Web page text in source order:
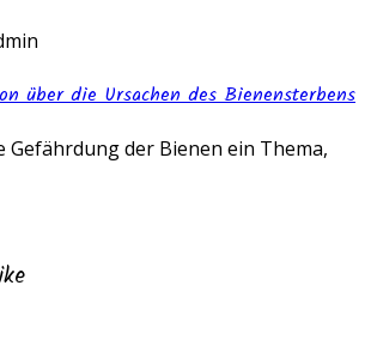
über die Ursachen des Bienensterbens
Gefährdung der Bienen ein Thema,